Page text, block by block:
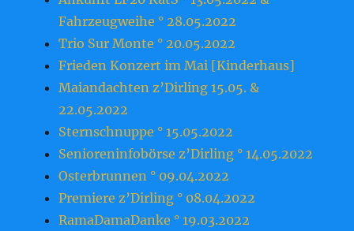
Fahrzeugweihe ° 28.05.2022
Trio Sur Monte ° 20.05.2022
Frieden Konzert im Mai [Kinderhaus]
Maiandachten z’Dirling 15.05. &
22.05.2022
Sternschnuppe ° 15.05.2022
Senioreninfobörse z’Dirling ° 14.05.2022
Osterbrunnen ° 09.04.2022
Premiere z’Dirling ° 08.04.2022
RamaDamaDanke ° 19.03.2022